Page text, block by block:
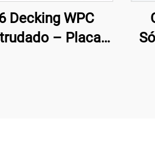
Decking WPC
– Placa